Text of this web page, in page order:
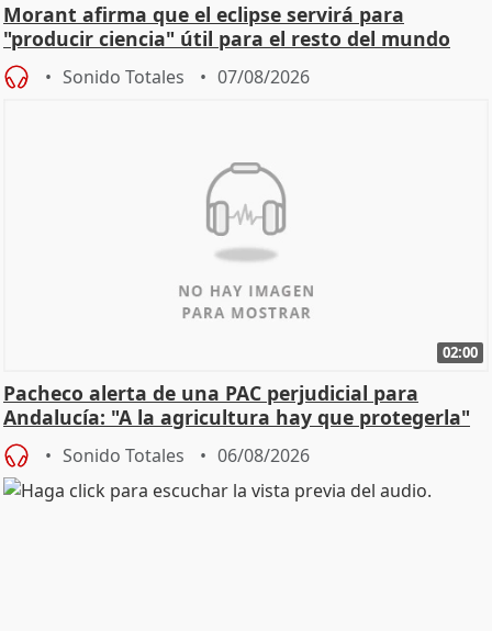
Morant afirma que el eclipse servirá para
"producir ciencia" útil para el resto del mundo
Sonido Totales 07/08/2026
02:00
Pacheco alerta de una PAC perjudicial para
Andalucía: "A la agricultura hay que protegerla"
Sonido Totales 06/08/2026